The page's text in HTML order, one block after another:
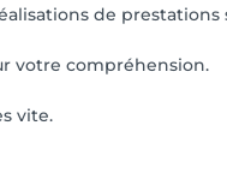
de
votre compréhension.
vite.